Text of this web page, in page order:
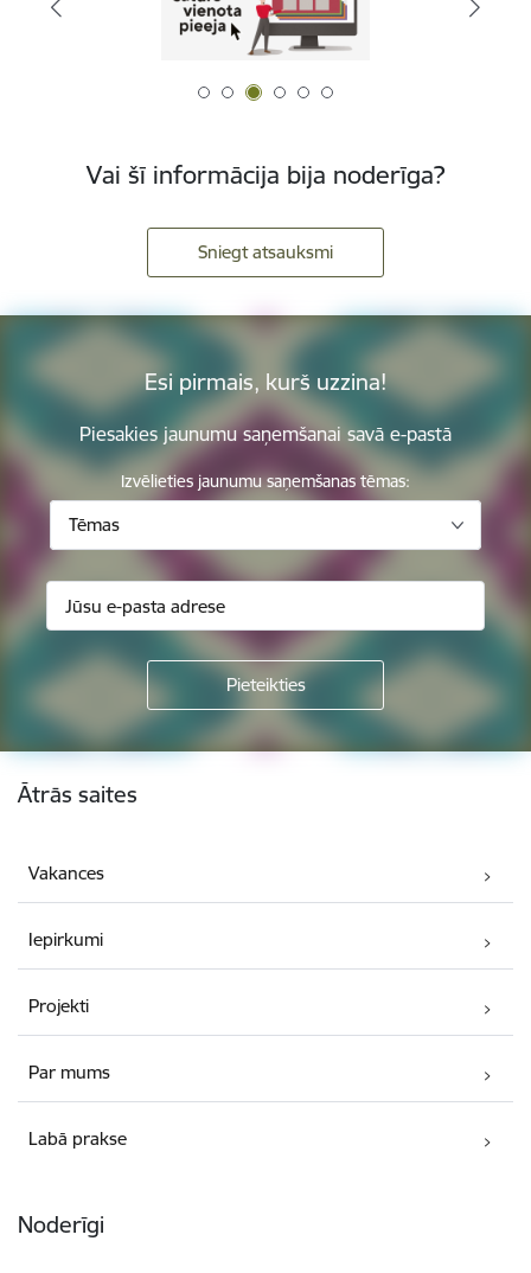
Vai šī informācija bija noderīga?
Sniegt atsauksmi
Esi pirmais, kurš uzzina!
Piesakies jaunumu saņemšanai savā e-pastā
Izvēlieties jaunumu saņemšanas tēmas:
Tēmas
Kājene
Ātrās saites
Vakances
Iepirkumi
Projekti
Par mums
Labā prakse
Noderīgi